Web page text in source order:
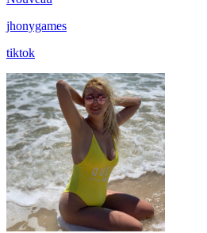
jhonygames
tiktok